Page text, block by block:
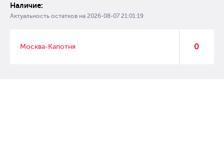
Наличие:
Актуальность остатков на 2026-08-07 21:01:19
Москва-Капотня 0